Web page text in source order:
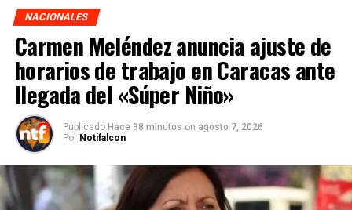
NACIONALES
Carmen Meléndez anuncia ajuste de
horarios de trabajo en Caracas ante
llegada del «Súper Niño»
Publicado Hace 38 minutos on agosto 7, 2026
Por Notifalcon